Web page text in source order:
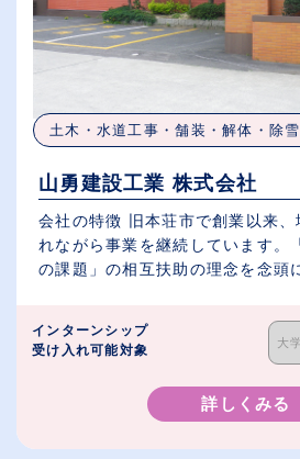
土木・水道工事・舗装・解体・除雪
山勇建設工業 株式会社
会社の特徴 旧本荘市で創業以来、
れながら事業を継続しています。
の課題」の相互扶助の理念を念頭
インターンシップ
受け入れ可能対象
大学
詳しくみる